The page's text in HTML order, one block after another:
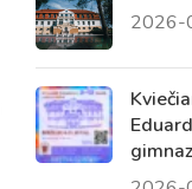
2026-